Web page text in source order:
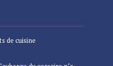
de cuisine